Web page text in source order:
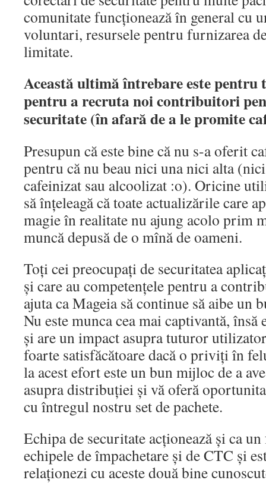
comunitate funcționează în general cu
voluntari, resursele pentru furnizarea
limitate.
Această ultimă întrebare este pentru
pentru a recruta noi contribuitori
securitate (în afară de a le promite
Presupun că este bine că nu s-a oferit
pentru că nu beau nici una nici alta
cafeinizat sau alcoolizat :o). Oricine
să înțeleagă că toate actualizările care
magie în realitate nu ajung acolo prim
muncă depusă de o mînă de oameni.
Toți cei preocupați de securitatea
și care au competențele pentru a
ajuta ca Mageia să continue să aibe un
Nu este munca cea mai captivantă,
și are un impact asupra tuturor
foarte satisfăcătoare dacă o priviți în
la acest efort este un bun mijloc de a
asupra distribuției și vă oferă
cu întregul nostru set de pachete.
Echipa de securitate acționează și ca
echipele de împachetare și de CTC și
relaționezi cu aceste două bine